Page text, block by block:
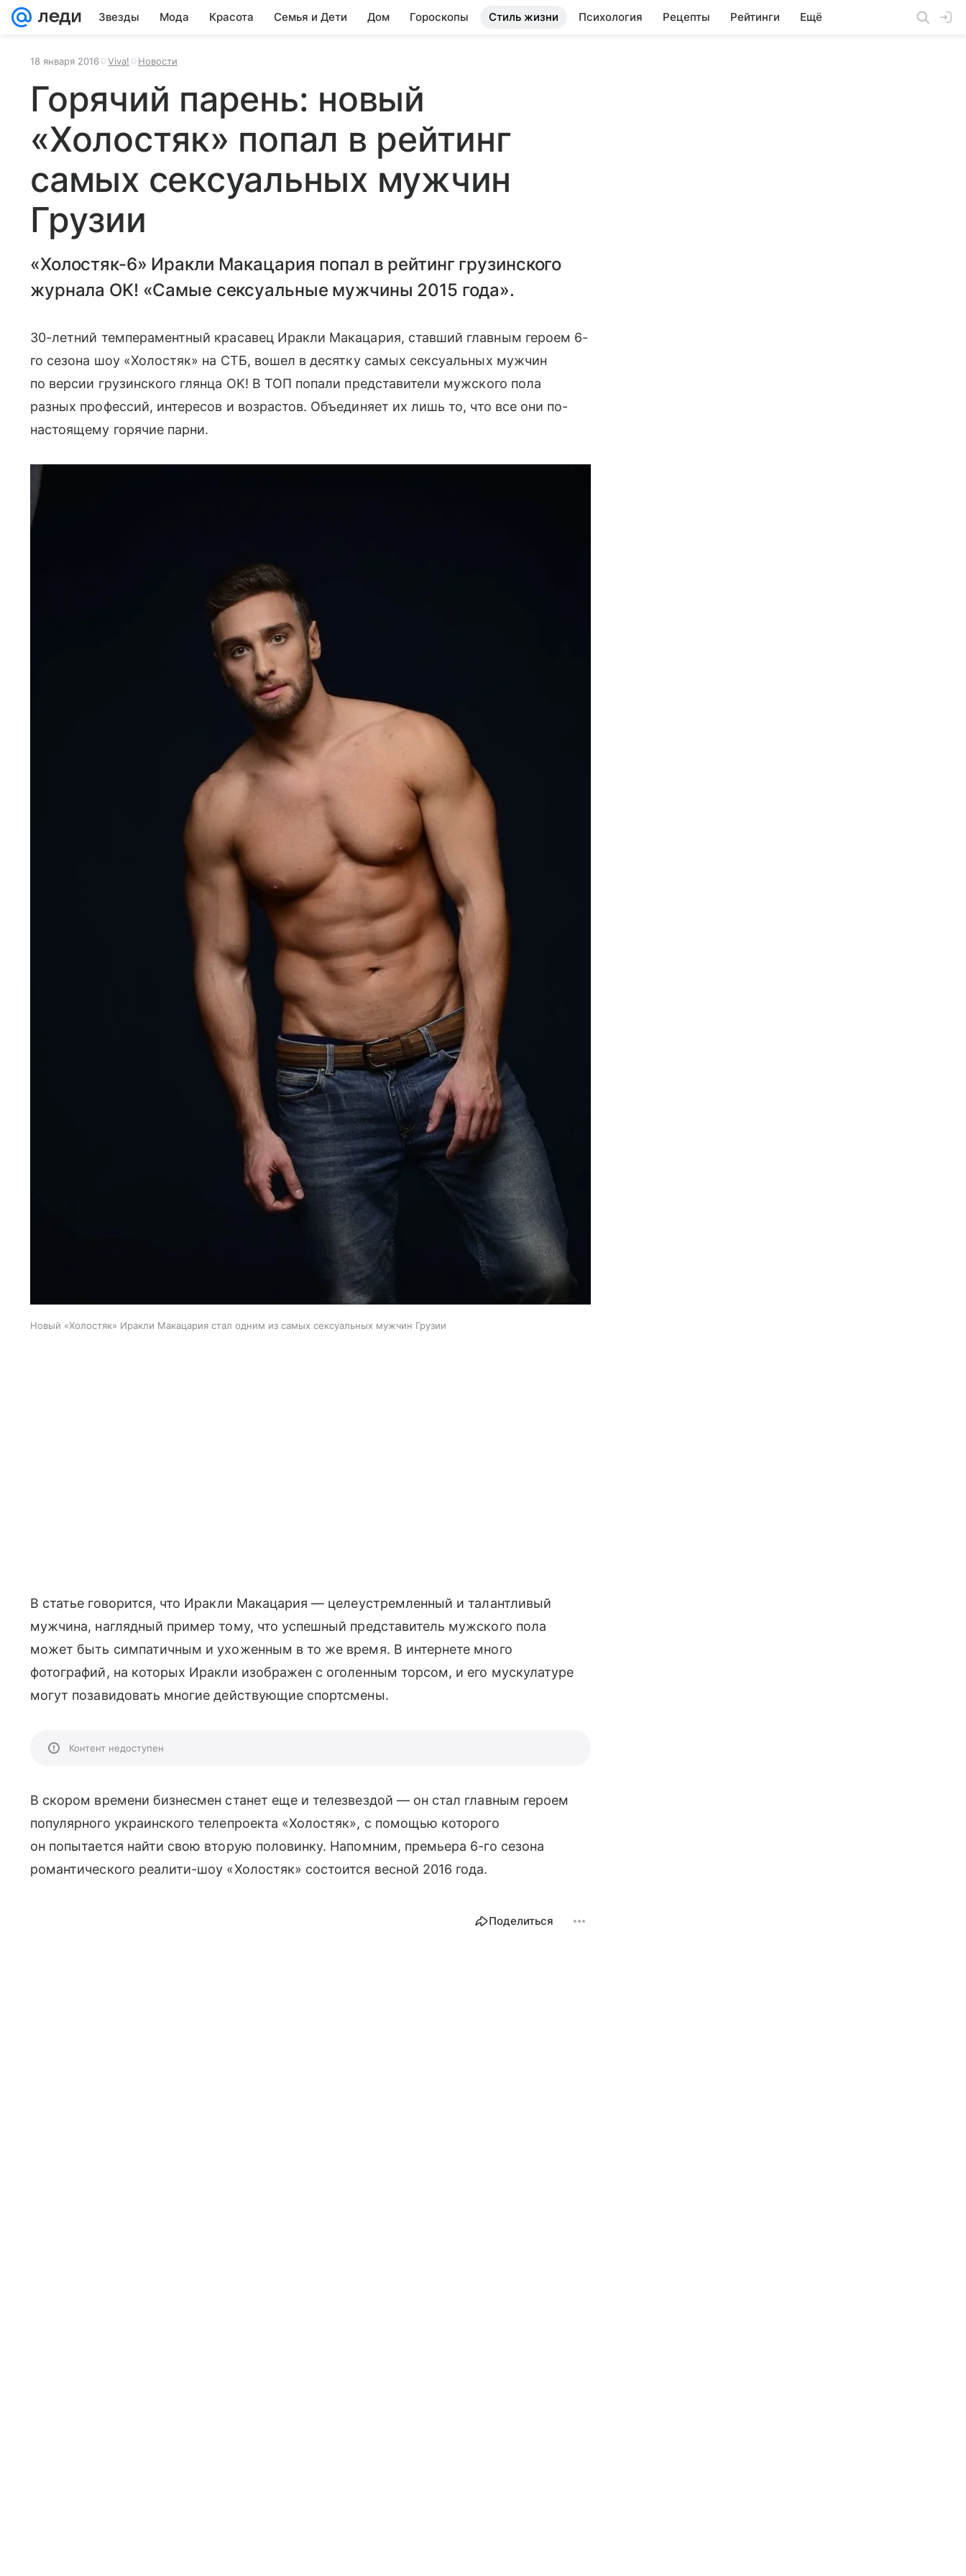
Звезды Мода Красота Семья и Дети Дом Гороскопы Стиль жизни Психология Рецепты Рейтинги Ещё
18 января 2016 Viva! Новости
Горячий парень: новый
«Холостяк» попал в рейтинг
самых сексуальных мужчин
Грузии
«Холостяк-6» Иракли Макацария попал в рейтинг грузинского
журнала OK! «Самые сексуальные мужчины 2015 года».
30-летний темпераментный красавец Иракли Макацария, ставший главным героем 6-
го сезона шоу «Холостяк» на СТБ, вошел в десятку самых сексуальных мужчин
по версии грузинского глянца OK! В ТОП попали представители мужского пола
разных профессий, интересов и возрастов. Объединяет их лишь то, что все они по-
настоящему горячие парни.
Новый «Холостяк» Иракли Макацария стал одним из самых сексуальных мужчин Грузии
В статье говорится, что Иракли Макацария — целеустремленный и талантливый
мужчина, наглядный пример тому, что успешный представитель мужского пола
может быть симпатичным и ухоженным в то же время. В интернете много
фотографий, на которых Иракли изображен с оголенным торсом, и его мускулатуре
могут позавидовать многие действующие спортсмены.
Контент недоступен
В скором времени бизнесмен станет еще и телезвездой — он стал главным героем
популярного украинского телепроекта «Холостяк», с помощью которого
он попытается найти свою вторую половинку. Напомним, премьера 6-го сезона
романтического реалити-шоу «Холостяк» состоится весной 2016 года.
Поделиться